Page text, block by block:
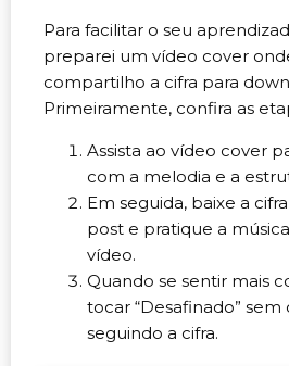
Para facilitar o seu
preparei um vídeo cover
compartilho a cifra para
Primeiramente, confira as
Assista ao vídeo cover
com a melodia e a
Em seguida, baixe a
post e pratique a
vídeo.
Quando se sentir mais
tocar “Desafinado” sem
seguindo a cifra.